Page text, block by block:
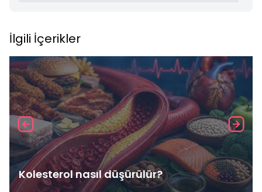
İlgili İçerikler
Kolesterol nasıl düşürülür?